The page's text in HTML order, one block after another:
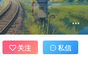
关注 私信